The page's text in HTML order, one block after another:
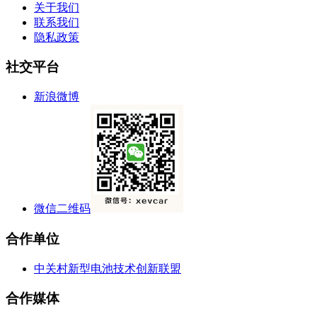
关于我们
联系我们
隐私政策
社交平台
新浪微博
微信二维码
合作单位
中关村新型电池技术创新联盟
合作媒体